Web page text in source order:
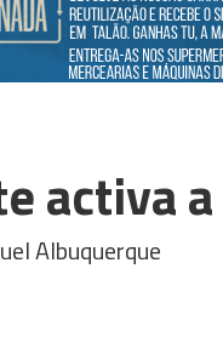
activa
Albuquerque